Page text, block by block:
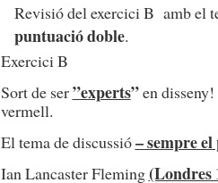
Revisió del exercici B amb el
puntuació doble.
Exercici B
Sort de ser”experts”en disseny!
vermell.
El tema de discussió– sempre
Ian Lancaster Fleming(Londres